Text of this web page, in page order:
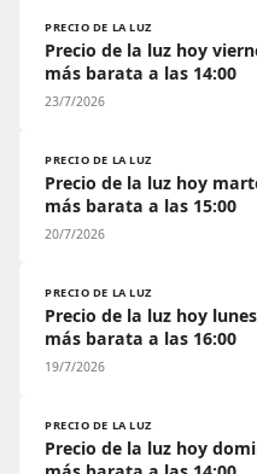
PRECIO DE LA LUZ
Precio de la luz hoy
más barata a las 14:00
23/7/2026
PRECIO DE LA LUZ
Precio de la luz hoy
más barata a las 15:00
20/7/2026
PRECIO DE LA LUZ
Precio de la luz hoy
más barata a las 16:00
19/7/2026
PRECIO DE LA LUZ
Precio de la luz hoy